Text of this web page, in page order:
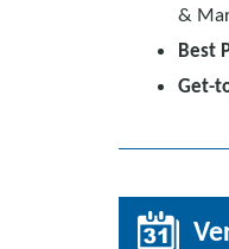
&
Best
Get-